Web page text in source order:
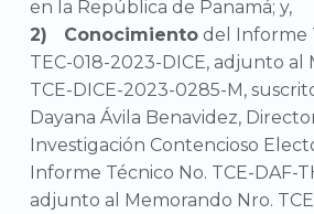
en la República de Panamá; y,
Conocimientodel Informe
TEC-018-2023-DICE, adjunto al
TCE-DICE-2023-0285-M,
Dayana Ávila Benavidez,
Investigación Contencioso
Informe Técnico No. TCE-DAF-
adjunto al Memorando Nro.